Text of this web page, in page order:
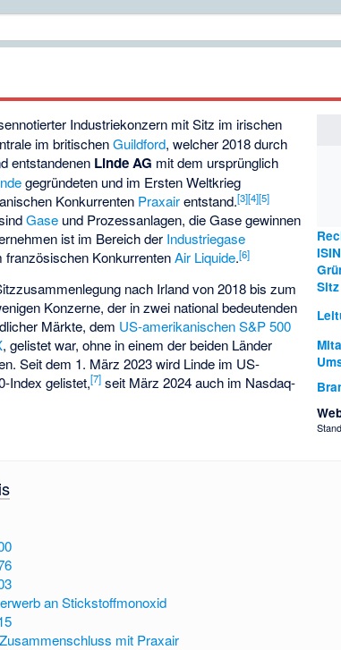
ISIN
Sitz
Industriekonzern mit Sitz im irischen
im britischenGuildford, welcher 2018 durch
entstandenen Linde AG mit dem ursprünglich
gegründeten und im Ersten Weltkrieg
Konkurrenten Praxairentstand.[3][4][5]
Gase und Prozessanlagen, die Gase gewinnen
ist im Bereich der Industriegase
französischen KonkurrentenAir Liquide.[6]
nach Irland von 2018 bis zum
Konzerne, der in zwei national bedeutenden
Märkte, dem US-amerikanischen S&P 500
, gelistet war, ohne in einem der beiden Länder
Seit dem 1. März 2023 wird Linde im US-
Index gelistet,[7] seit März 2024 auch im Nasdaq-
an Stickstoffmonoxid
mit Praxair